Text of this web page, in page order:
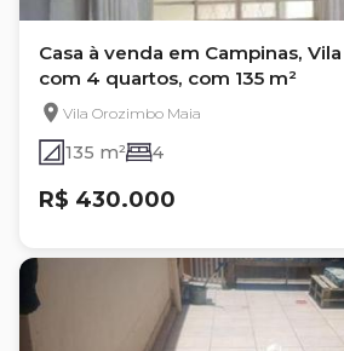
Casa à venda em Campinas,
com 4 quartos, com 135 m²
Vila Orozimbo Maia
135 m² 4
R$ 430.000